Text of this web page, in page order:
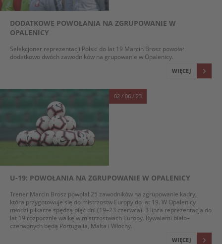
DODATKOWE POWOŁANIA NA ZGRUPOWANIE W
OPALENICY
Selekcjoner reprezentacji Polski do lat 19 Marcin Brosz powołał
dodatkowo dwóch zawodników na grupowanie w Opalenicy.
WIĘCEJ
02 / 06 / 23
U-19: POWOŁANIA NA ZGRUPOWANIE W OPALENICY
Trener Marcin Brosz powołał 25 zawodników na zgrupowanie kadry,
która przygotowuje się do mistrzostw Europy do lat 19. W Opalenicy
młodzi piłkarze spędzą pięć dni (19–23 czerwca). 3 lipca reprezentacja do
lat 19 rozpocznie walkę w mistrzostwach Europy. Rywalami biało–
czerwonych będą Portugalia, Malta i Włochy.
WIĘCEJ